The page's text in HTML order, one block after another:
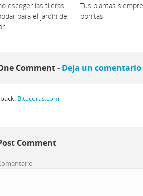
escoger las tijeras
para el jardín del
Tus plantas siempre
bonitas
Comment - Deja un comentario
Bitacoras.com
Comment